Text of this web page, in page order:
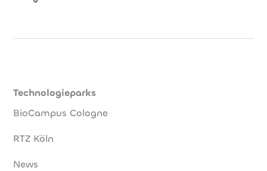
Technologieparks
BioCampus Cologne
RTZ Köln
News